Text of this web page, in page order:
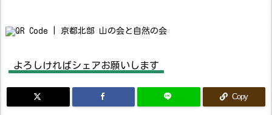
よろしければシェアお願いします
Copy